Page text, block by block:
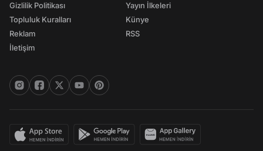
Gizlilik Politikası
Topluluk Kuralları
Reklam
İletişim
Yayın İlkeleri
Künye
RSS